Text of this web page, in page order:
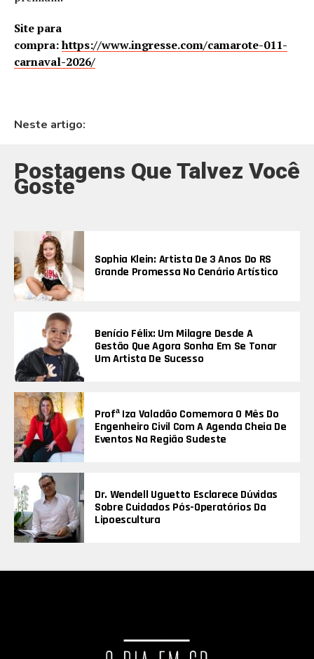
Site para
compra:https://www.ingresse.com/camarote-011-
carnaval-2026/
Neste artigo:
Postagens Que Talvez Você
Goste
Sophia Klein: Artista De 3 Anos Do RS
Grande Promessa No Cenário Artístico
Benício Félix: Um Milagre Desde A
Gestão Que Agora Sonha Em Se Tonar
Um Artista De Sucesso
Profª Iza Valadão Comemora O Mês Do
Engenheiro Civil Com A Agenda Cheia De
Eventos Na Região Sudeste
Dr. Wendell Uguetto Esclarece Dúvidas
Sobre Cuidados Pós-Operatórios Da
Lipoescultura